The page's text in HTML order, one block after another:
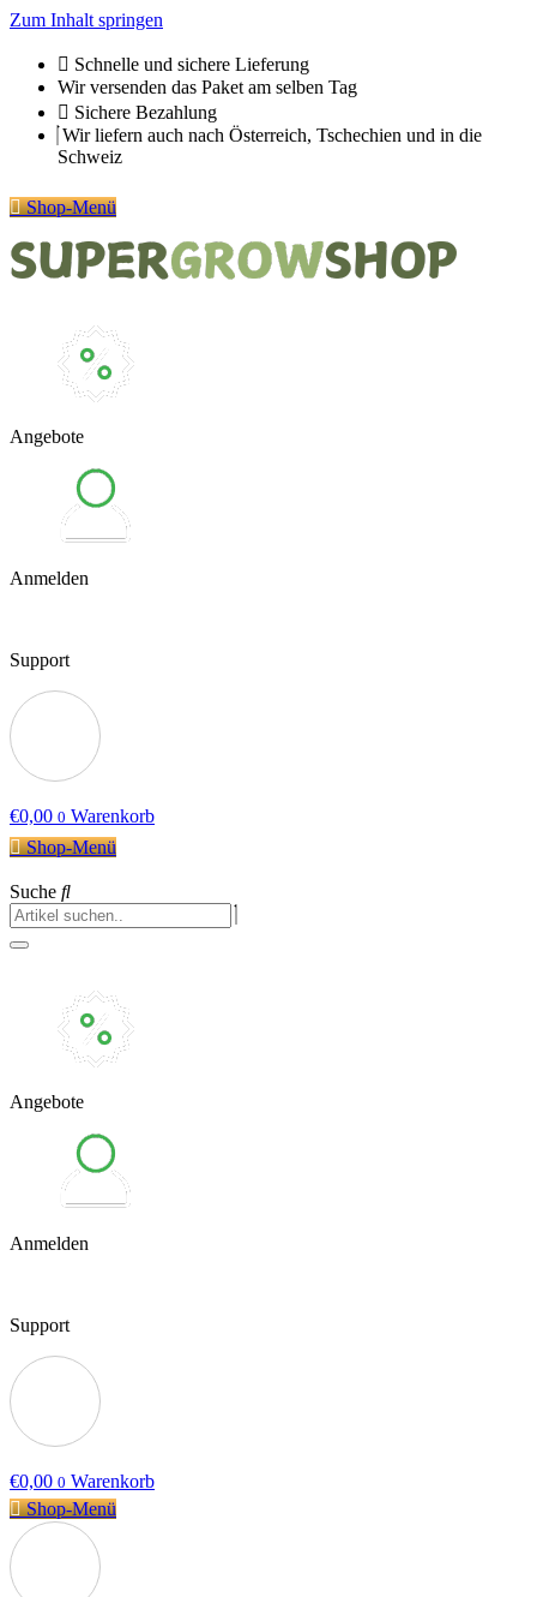
Zum Inhalt springen
Schnelle und sichere Lieferung
Wir versenden das Paket am selben Tag
Sichere Bezahlung
Wir liefern auch nach Österreich, Tschechien und in die
Schweiz
Shop-Menü
Angebote
Anmelden
Support
€0,00 0 Warenkorb
Shop-Menü
Suche
Angebote
Anmelden
Support
€0,00 0 Warenkorb
Shop-Menü